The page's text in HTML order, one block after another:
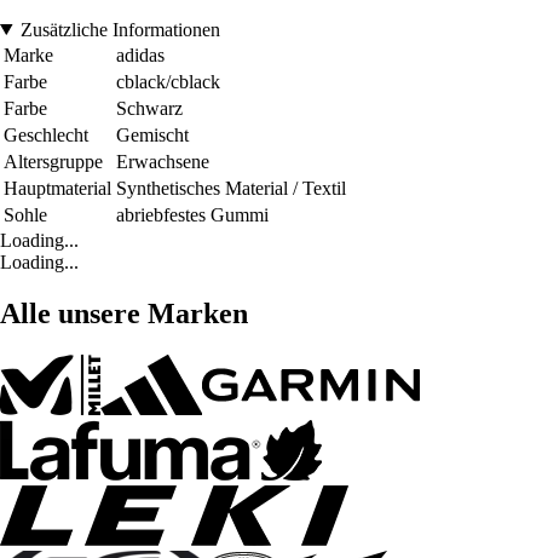
Zusätzliche Informationen
Marke
adidas
Farbe
cblack/cblack
Farbe
Schwarz
Geschlecht
Gemischt
Altersgruppe
Erwachsene
Hauptmaterial Synthetisches Material / Textil
Sohle
abriebfestes Gummi
Loading...
Loading...
Alle unsere Marken